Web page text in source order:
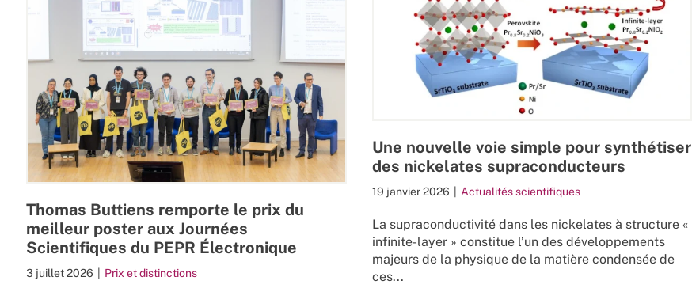
Thomas Buttiens remporte le prix du
meilleur poster aux Journées
Scientifiques du PEPR Électronique
3 juillet 2026 Prix et distinctions
Une nouvelle voie simple pour synthétiser
des nickelates supraconducteurs
19 janvier 2026 Actualités scientifiques
La supraconductivité dans les nickelates à structure «
infinite-layer » constitue l’un des développements
majeurs de la physique de la matière condensée de
ces...